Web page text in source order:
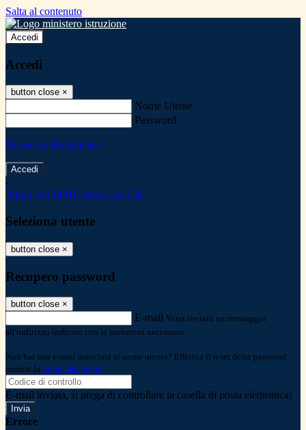
Salta al contenuto
Accedi
Accedi
button close ×
Nome Utente
Password
Password dimenticata?
-
Entra con SPID Entra con CIE
Seleziona utente
button close ×
Recupero password
button close ×
E-mail Verrà inviato un messaggio
all'indirizzo indicato con le istruzioni necessarie.
Non hai una e-mail associata al nome utente? Effettua il reset della password
tramite la Login Spaggiari
E-mail inviata, si prega di controllare la casella di posta elettronica!
Errore